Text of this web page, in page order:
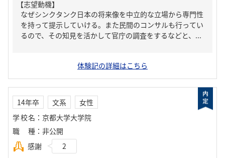
【志望動機】
なぜシンクタンク日本の将来像を中立的な立場から専門性
を持って提示していける。また民間のコンサルも行ってい
るので、その知見を活かして官庁の調査をするなどと、...
体験記の詳細はこちら
14年卒 文系
女性
学校名 ： 京都大学大学院
職種 ： 非公開
感謝
2